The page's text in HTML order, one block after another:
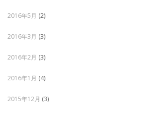
2016年5月 (2)
2016年3月 (3)
2016年2月 (3)
2016年1月 (4)
2015年12月 (3)